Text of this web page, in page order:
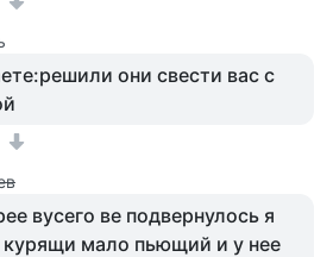
они свести вас с
вусего ве подвернулось я
курящи мало пьющий и у нее